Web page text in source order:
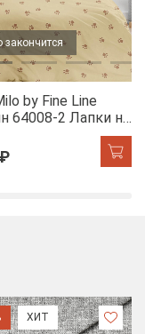
закончится
by Fine Line
64008-2 Лапки на
ХИТ